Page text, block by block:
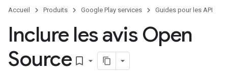
Accueil Produits Google Play services Guides pour les API
Inclure les avis Open
Source bookmark_border